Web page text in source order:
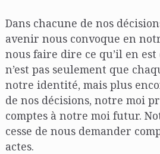
Dans chacune de nos
avenir nous convoque en
nous faire dire ce qu’il en est
n’est pas seulement que
notre identité, mais plus
de nos décisions, notre moi
comptes à notre moi futur.
cesse de nous demander
actes.